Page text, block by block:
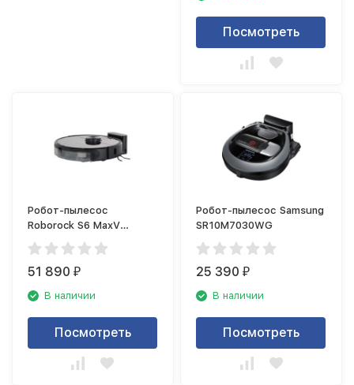
Посмотреть
Робот-пылесос
Roborock S6 MaxV
чёрный (S6V52-02)
51 890₽
В наличии
Посмотреть
Робот-пылесос Samsung
SR10M7030WG
25 390₽
В наличии
Посмотреть